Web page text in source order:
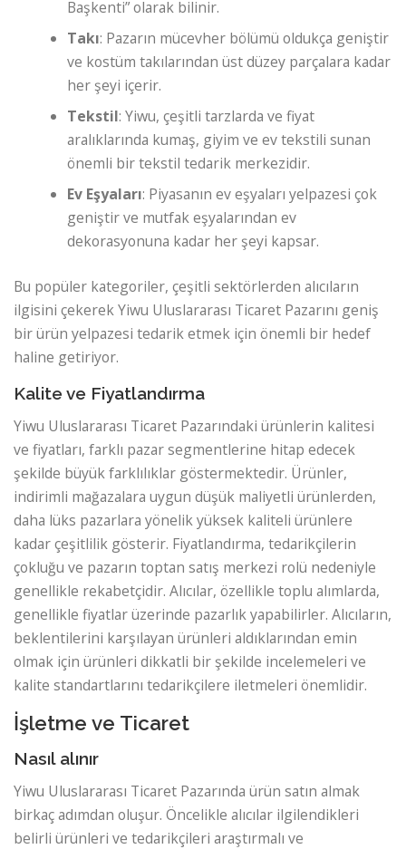
Başkenti” olarak bilinir.
Takı: Pazarın mücevher bölümü oldukça geniştir
ve kostüm takılarından üst düzey parçalara kadar
her şeyi içerir.
Tekstil: Yiwu, çeşitli tarzlarda ve fiyat
aralıklarında kumaş, giyim ve ev tekstili sunan
önemli bir tekstil tedarik merkezidir.
Ev Eşyaları: Piyasanın ev eşyaları yelpazesi çok
geniştir ve mutfak eşyalarından ev
dekorasyonuna kadar her şeyi kapsar.
Bu popüler kategoriler, çeşitli sektörlerden alıcıların
ilgisini çekerek Yiwu Uluslararası Ticaret Pazarını geniş
bir ürün yelpazesi tedarik etmek için önemli bir hedef
haline getiriyor.
Kalite ve Fiyatlandırma
Yiwu Uluslararası Ticaret Pazarındaki ürünlerin kalitesi
ve fiyatları, farklı pazar segmentlerine hitap edecek
şekilde büyük farklılıklar göstermektedir. Ürünler,
indirimli mağazalara uygun düşük maliyetli ürünlerden,
daha lüks pazarlara yönelik yüksek kaliteli ürünlere
kadar çeşitlilik gösterir. Fiyatlandırma, tedarikçilerin
çokluğu ve pazarın toptan satış merkezi rolü nedeniyle
genellikle rekabetçidir. Alıcılar, özellikle toplu alımlarda,
genellikle fiyatlar üzerinde pazarlık yapabilirler. Alıcıların,
beklentilerini karşılayan ürünleri aldıklarından emin
olmak için ürünleri dikkatli bir şekilde incelemeleri ve
kalite standartlarını tedarikçilere iletmeleri önemlidir.
İşletme ve Ticaret
Nasıl alınır
Yiwu Uluslararası Ticaret Pazarında ürün satın almak
birkaç adımdan oluşur. Öncelikle alıcılar ilgilendikleri
belirli ürünleri ve tedarikçileri araştırmalı ve